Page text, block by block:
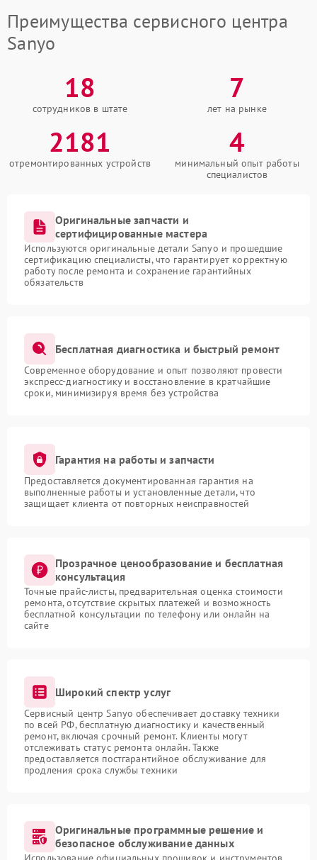
Преимущества сервисного центра
Sanyo
18
сотрудников в штате
7
лет на рынке
2181
отремонтированных устройств
4
минимальный опыт работы
специалистов
Оригинальные запчасти и
сертифицированные мастера
Используются оригинальные детали Sanyo и прошедшие
сертификацию специалисты, что гарантирует корректную
работу после ремонта и сохранение гарантийных
обязательств
Бесплатная диагностика и быстрый ремонт
Современное оборудование и опыт позволяют провести
экспресс-диагностику и восстановление в кратчайшие
сроки, минимизируя время без устройства
Гарантия на работы и запчасти
Предоставляется документированная гарантия на
выполненные работы и установленные детали, что
защищает клиента от повторных неисправностей
Прозрачное ценообразование и бесплатная
консультация
Точные прайс-листы, предварительная оценка стоимости
ремонта, отсутствие скрытых платежей и возможность
бесплатной консультации по телефону или онлайн на
сайте
Широкий спектр услуг
Сервисный центр Sanyo обеспечивает доставку техники
по всей РФ, бесплатную диагностику и качественный
ремонт, включая срочный ремонт. Клиенты могут
отслеживать статус ремонта онлайн. Также
предоставляется постгарантийное обслуживание для
продления срока службы техники
Оригинальные программные решение и
безопасное обслуживание данных